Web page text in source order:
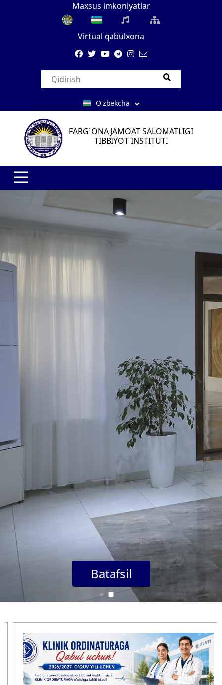
Maxsus imkoniyatlar
Virtual qabulxona
O'zbekcha
FARG`ONA JAMOAT SALOMATLIGI
TIBBIYOT INSTITUTI
Batafsil